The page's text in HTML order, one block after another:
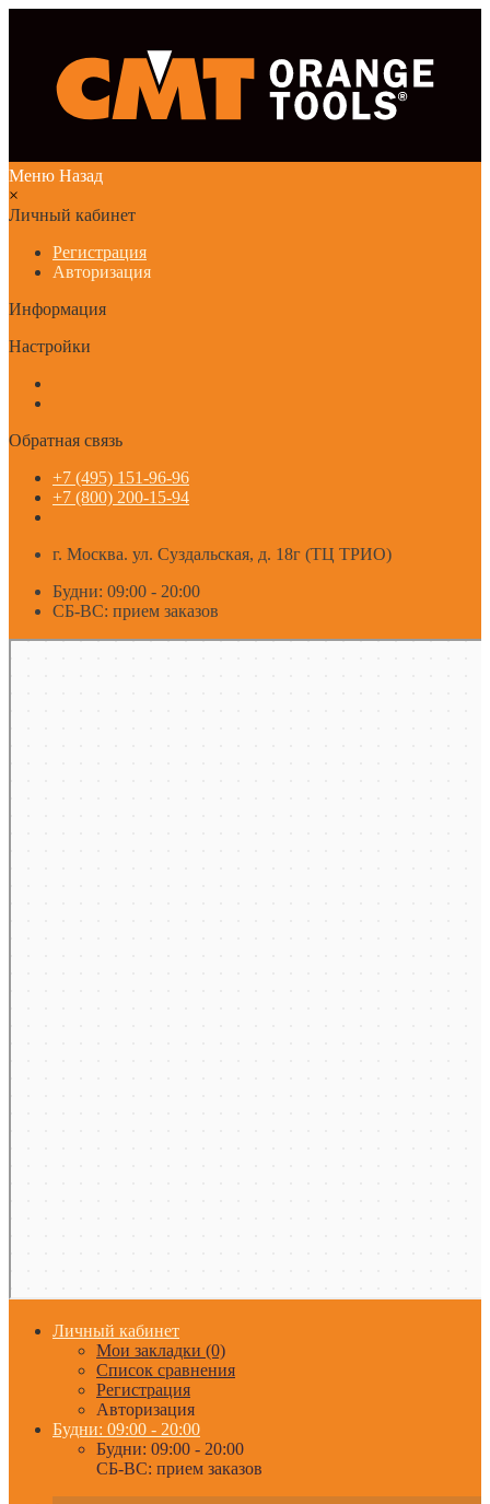
Меню Назад
×
Личный кабинет
Регистрация
Авторизация
Информация
Настройки
Обратная связь
+7 (495) 151-96-96
+7 (800) 200-15-94
г. Москва. ул. Суздальская, д. 18г (ТЦ ТРИО)
Будни: 09:00 - 20:00
СБ-ВС: прием заказов
Личный кабинет
Мои закладки (0)
Список сравнения
Регистрация
Авторизация
Будни: 09:00 - 20:00
Будни: 09:00 - 20:00
СБ-ВС: прием заказов